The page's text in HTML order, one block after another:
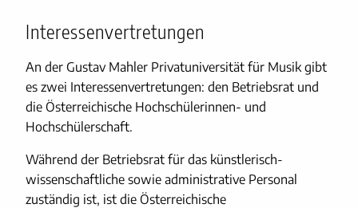
Interessenvertretungen
An der Gustav Mahler Privatuniversität für Musik gibt
es zwei Interessenvertretungen: den Betriebsrat und
die Österreichische Hochschülerinnen- und
Hochschülerschaft.
Während der Betriebsrat für das künstlerisch-
wissenschaftliche sowie administrative Personal
zuständig ist, ist die Österreichische